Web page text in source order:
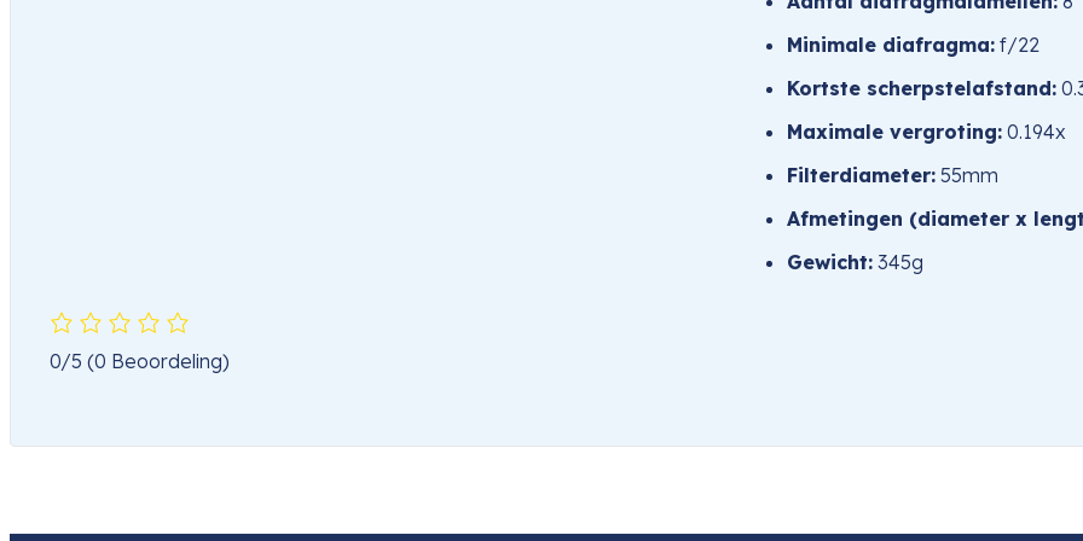
Minimale diafragma: f/22
Kortste scherpstelafstand:
Maximale vergroting: 0.194x
Filterdiameter: 55mm
Afmetingen (diameter x
Gewicht: 345g
0/5 (0 Beoordeling)